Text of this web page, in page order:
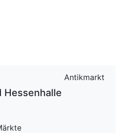
Antikmarkt
Hessenhalle